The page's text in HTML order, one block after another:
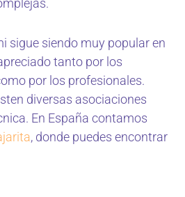
sigue siendo muy popular en
tanto por los
por los profesionales.
diversas asociaciones
En España contamos
, donde puedes encontrar